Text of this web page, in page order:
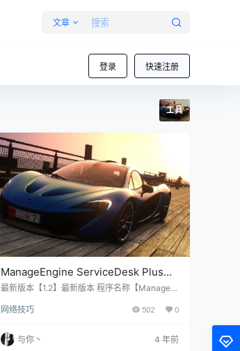
文章
登录 快速注册
工具
ManageEngine ServiceDesk Plus工
具
最新版本【1.2】最新版本 程序名称【ManageE
址【AAAhttps://www.yn68.cn/BBB】下载地址
网络技巧 502 0
与你丶
4 年前